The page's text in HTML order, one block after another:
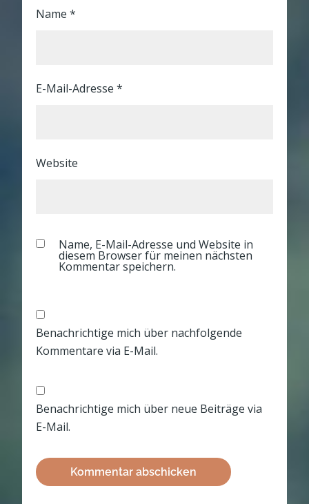
Name*
E-Mail-Adresse*
Website
Name, E-Mail-Adresse und Website in
diesem Browser für meinen nächsten
Kommentar speichern.
Benachrichtige mich über nachfolgende
Kommentare via E-Mail.
Benachrichtige mich über neue Beiträge via
E-Mail.